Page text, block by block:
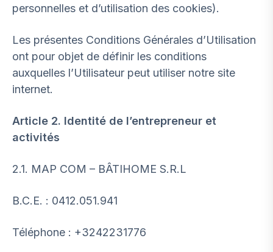
personnelles et d’utilisation des cookies).
Les présentes Conditions Générales d’Utilisation
ont pour objet de définir les conditions
auxquelles l’Utilisateur peut utiliser notre site
internet.
Article 2. Identité de l’entrepreneur et
activités
2.1. MAP COM – BÂTIHOME S.R.L
B.C.E. : 0412.051.941
Téléphone : +3242231776